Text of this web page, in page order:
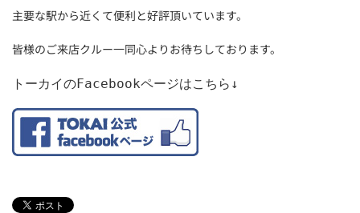
主要な駅から近くて便利と好評頂いています。
皆様のご来店クルー一同心よりお待ちしております。
トーカイのFacebookページはこちら↓